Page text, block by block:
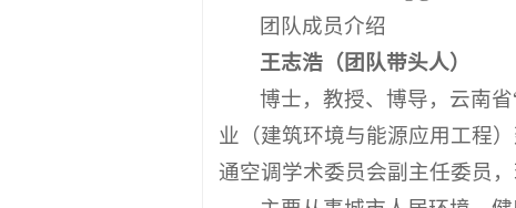
团队成员介绍
王志浩（团队带头人）
博士，教授、博导，云南
业（建筑环境与能源应用工程
通空调学术委员会副主任委员
主要从事城市人居环境、